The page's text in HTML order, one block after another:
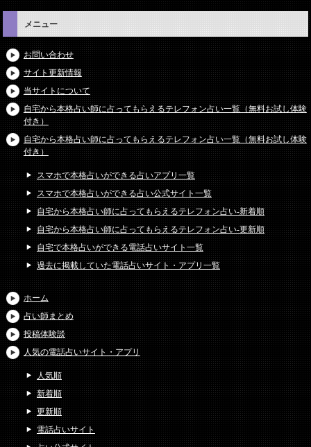
メニュー
お問い合わせ
サイト更新情報
当サイトについて
自宅から本格占い師に占ってもらえるテレフォン占い一覧（無料お試し体験
付き）
自宅から本格占い師に占ってもらえるテレフォン占い一覧（無料お試し体験
付き）
スマホで本格占いができる占いアプリ一覧
スマホで本格占いができる占い公式サイト一覧
自宅から本格占い師に占ってもらえるテレフォン占い-新着順
自宅から本格占い師に占ってもらえるテレフォン占い-更新順
自宅で本格占いができる電話占いサイト一覧
過去に掲載していた電話占いサイト・アプリ一覧
ホーム
占い師まとめ
投稿体験談
人気の電話占いサイト・アプリ
人気順
新着順
更新順
電話占いサイト